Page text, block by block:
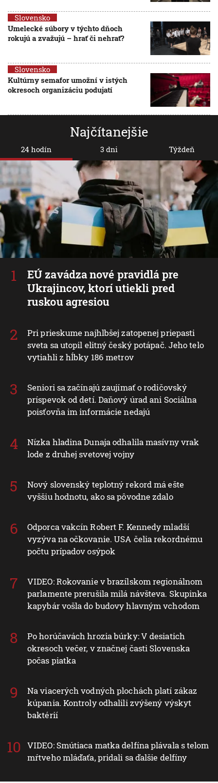
Slovensko
Umelecké súbory v týchto dňoch
rokujú a zvažujú – hrať či nehrať?
Slovensko
Kultúrny semafor umožní v istých
okresoch organizáciu podujatí
Najčítanejšie
24 hodín
EÚ zavádza nové pravidlá pre
Ukrajincov, ktorí utiekli pred
ruskou agresiou
Pri prieskume najhlbšej zatopenej priepasti
sveta sa utopil elitný český potápač. Jeho telo
vytiahli z hĺbky 186 metrov
Seniori sa začínajú zaujímať o rodičovský
príspevok od detí. Daňový úrad ani Sociálna
poisťovňa im informácie nedajú
Nízka hladina Dunaja odhalila masívny vrak
lode z druhej svetovej vojny
Nový slovenský teplotný rekord má ešte
vyššiu hodnotu, ako sa pôvodne zdalo
Odporca vakcín Robert F. Kennedy mladší
vyzýva na očkovanie. USA čelia rekordnému
počtu prípadov osýpok
VIDEO: Rokovanie v brazílskom regionálnom
parlamente prerušila milá návšteva. Skupinka
kapybár vošla do budovy hlavným vchodom
Po horúčavách hrozia búrky: V desiatich
okresoch večer, v značnej časti Slovenska
počas piatka
Na viacerých vodných plochách platí zákaz
kúpania. Kontroly odhalili zvýšený výskyt
baktérií
VIDEO: Smútiaca matka delfína plávala s telom
mŕtveho mláďaťa, pridali sa ďalšie delfíny
3 dni Týždeň